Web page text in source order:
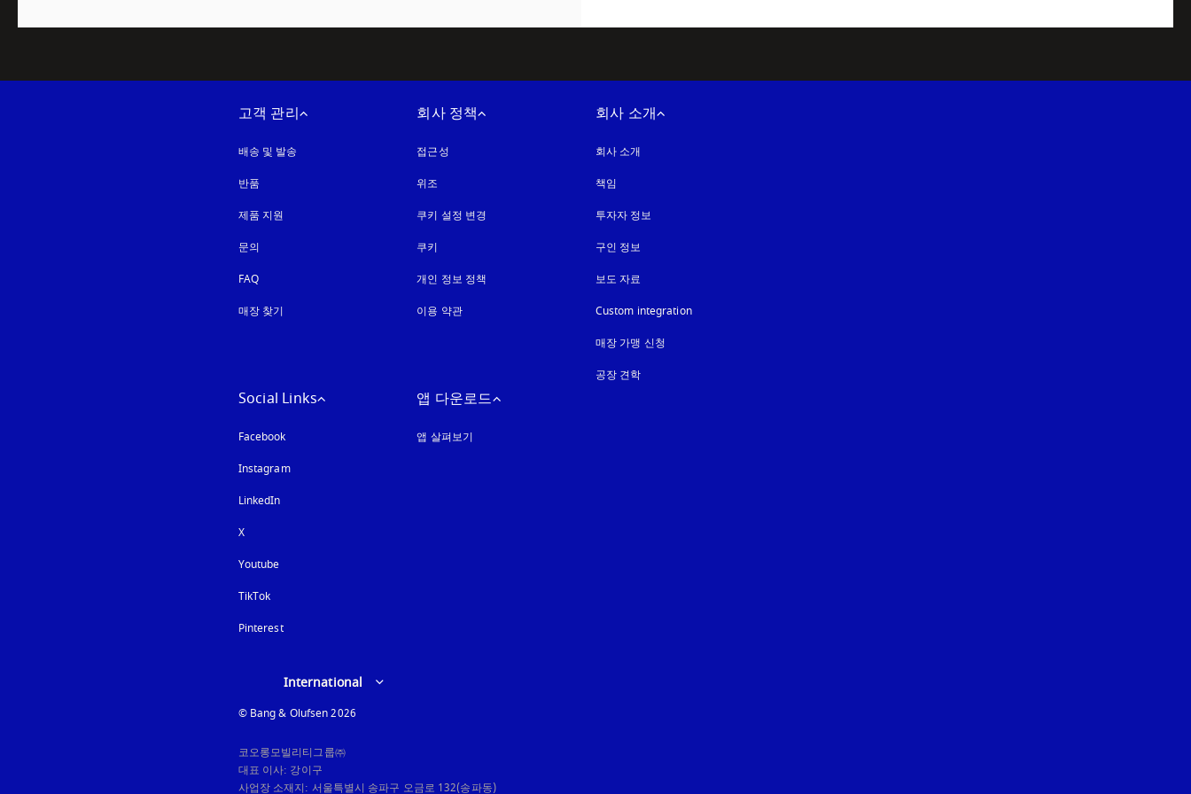
고객 관리
배송 및 발송
반품
제품 지원
문의
FAQ
매장 찾기
회사 정책
접근성
위조
쿠키 설정 변경
쿠키
개인 정보 정책
이용 약관
회사 소개
회사 소개
책임
투자자 정보
구인 정보
보도 자료
Custom integration
매장 가맹 신청
공장 견학
Social Links
Facebook
Instagram새 탭에서 열림
LinkedIn
X
Youtube
TikTok
Pinterest
앱 다운로드
앱 살펴보기
Select country and language
International
© Bang & Olufsen 2026
코오롱모빌리티그룹㈜
대표 이사: 강이구
사업장 소재지: 서울특별시 송파구 오금로 132(송파동)